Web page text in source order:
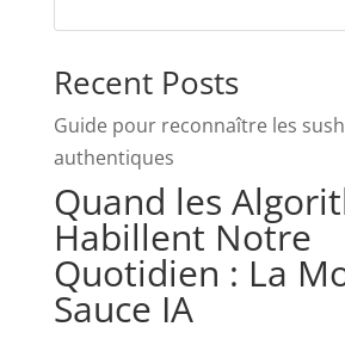
Recent Posts
Guide pour reconnaître les
authentiques
Quand les
Habillent Notre
Quotidien : La
Sauce IA